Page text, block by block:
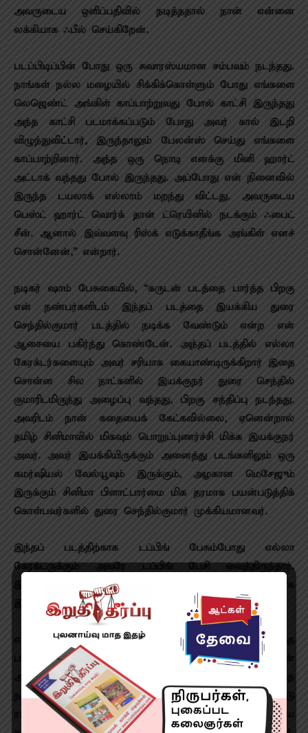
அவருடைய ஒளிப்பதிவில் நடித்ததால் நான் என்னை
லக்கியாக ஃபீல் செய்கிறேன்.
படப்பிடிப்பின் போது ஒரு சுவாரஸ்யமான சம்பவம் நடந்தது.
நாங்கள் நல்ல மழையில் சிக்கிக்கொள்ளும் போது எங்களை
லெஜெண்ட் அங்கிள் காப்பாற்றுவது போல் காட்சி இருந்தது
அந்த காட்சி படமாக்கப்படும் போது அவர் கால் இடறி
விழுந்துவிட்டார், இருந்தாலும் பேலன்ஸ் செய்து எங்களை
காப்பாற்றினார். அந்த ஒரு நொடி எனக்கு மினி ஹார்ட்
அட்டாக் வந்தது போல் இருந்தது. அப்போது என் நினைவில்
இருந்த டயலாக் எல்லாம் மறந்து விட்டது. அவருடைய
பெஸ்ட் ஹார்ட் வொர்க் தான் ட்ரெயினில் நடக்கும் ஃபைட்
சீன். ஆனால் இவ்வளவு ரிஸ்க் எடுக்காதீங்க அங்கிள் எனச்
சொன்னேன்,” என்றார்.
நடிகர் ஷாம் பேசுகையில், “கருடன் படத்தை பார்த்த பிறகு
என் நண்பர்களிடம் இந்தப் படத்தை இயக்கிய துரை
செந்தில்குமார் படத்தில் நடிக்க வேண்டும் என்ற என்
ஆசையை பகிர்ந்து கொண்டேன். அந்தப் படத்தில் எல்லா
கேரக்டர்களையும் அவர் சரியாக கையாண்டிருக்கிறார் இதை
சொன்ன சில நாட்களில் இயக்குந‌ர் துரை செந்தில்
குமாரிடமிருந்து அழைப்பு வந்தது, பிறகு சந்திப்பு நடந்தது.
அவரிடம் நான் கதையைக் கேட்கவில்லை, ஏனென்றால்
தமிழ் சினிமாவில் மிகவும் பொறுப்புணர்ச்சி மிக்க இயக்குந‌ர்
அவர். அவர் இயக்கியிருக்கும் அனைத்து படங்களிலும் ஒரு
கமர்ஷியல் வேல்யூவும் இருக்கும், அழகான மெசேஜும்
இருக்கும் சினிமா பிளாட்பார்மை மிக தரமாக பயன்படுத்திக்
கொள்பவர்களில் துரை செந்தில்குமார் முக்கியமானவர்.‌
இந்தப் படத்திற்காக டப்பிங் பேசும்போது எல்லா
கேரக்டருக்கும் அவரே டப்பிங் பேசி வைத்திருந்தார்.
இதுதான் எனக்கு வேண்டும் என்பதில் அவ்வளவு தெளிவாக
இருந்தார்.‌ இதை இங்கு யாரும் செய்ய மாட்டார்கள்.‌
எல்லோரும் லெஜெண்ட் சரவணனின் மற்றொரு முகத்தை
பார்த்திருக்க மாட்டார்கள், படப்பிடிப்பு தளத்தில் நான்
அவருடன் பணியாற்றிய காட்சிகளில் அவரின் சிறந்த
நகைச்சுவை உணர்வு கலந்த பேச்சை கேட்டு
ரசித்திருக்கிறேன்.‌ வாழ்க்கையைப் பற்றிய பெரிய